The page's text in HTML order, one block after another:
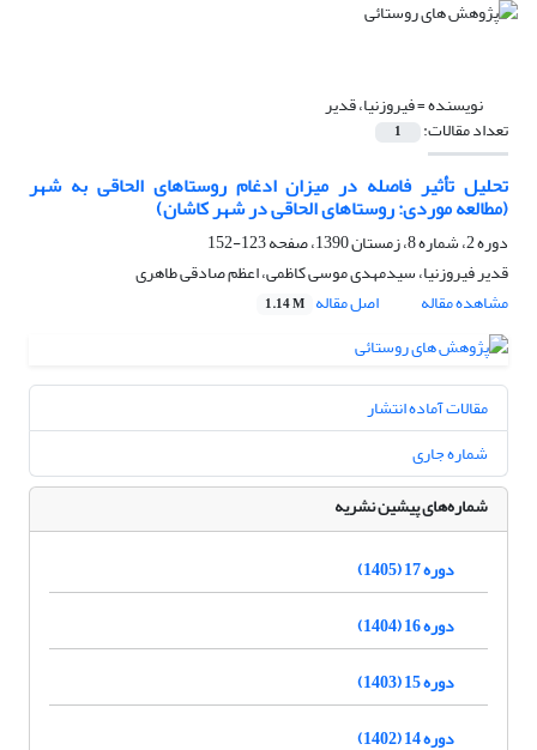
نویسنده =فیروزنیا، قدیر
تعداد مقالات: 1
تحلیل تأثیر فاصله در میزان ادغام روستاهای الحاقی به شهر
(مطالعه موردی: روستاهای الحاقی در شهر کاشان)
دوره 2، شماره 8، زمستان 1390، صفحه
123-152
قدیر فیروزنیا، سیدمهدی موسی کاظمی، اعظم صادقی طاهری
مشاهده مقاله
اصل مقاله 1.14 M
مقالات آماده انتشار
شماره جاری
شماره‌های پیشین نشریه
دوره 17 (1405)
دوره 16 (1404)
دوره 15 (1403)
دوره 14 (1402)